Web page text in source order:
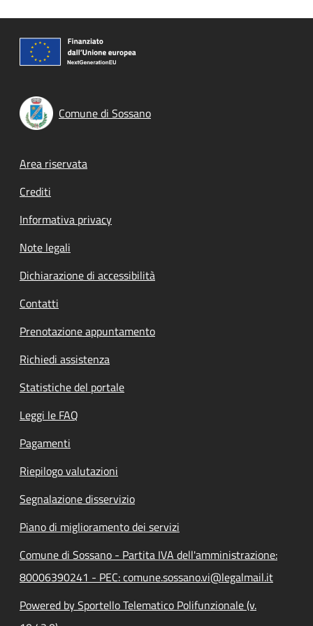
Comune di Sossano
Footer menu
Area riservata
Crediti
Informativa privacy
Note legali
Dichiarazione di accessibilità
Contatti
Prenotazione appuntamento
Richiedi assistenza
Statistiche del portale
Leggi le FAQ
Pagamenti
Riepilogo valutazioni
Segnalazione disservizio
Piano di miglioramento dei servizi
Comune di Sossano - Partita IVA dell'amministrazione:
80006390241 - PEC: comune.sossano.vi@legalmail.it
Powered by Sportello Telematico Polifunzionale (v.